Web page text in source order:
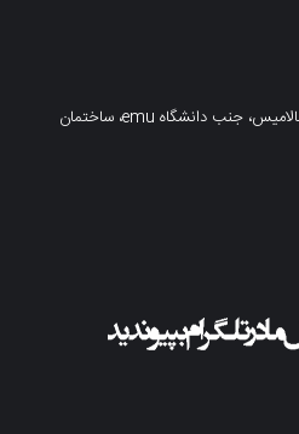
قبرس شمالی، فاماگوستا، خیابان سالامیس، جنب دانشگاه emu، ساختمان